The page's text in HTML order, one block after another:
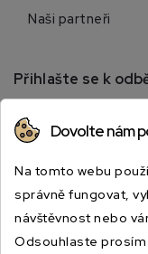
Naši partneři
Přihlašte se k
speciálních slevách.
Dovolte nám
Na tomto webu
správně fungovat,
návštěvnost nebo
Odsouhlaste